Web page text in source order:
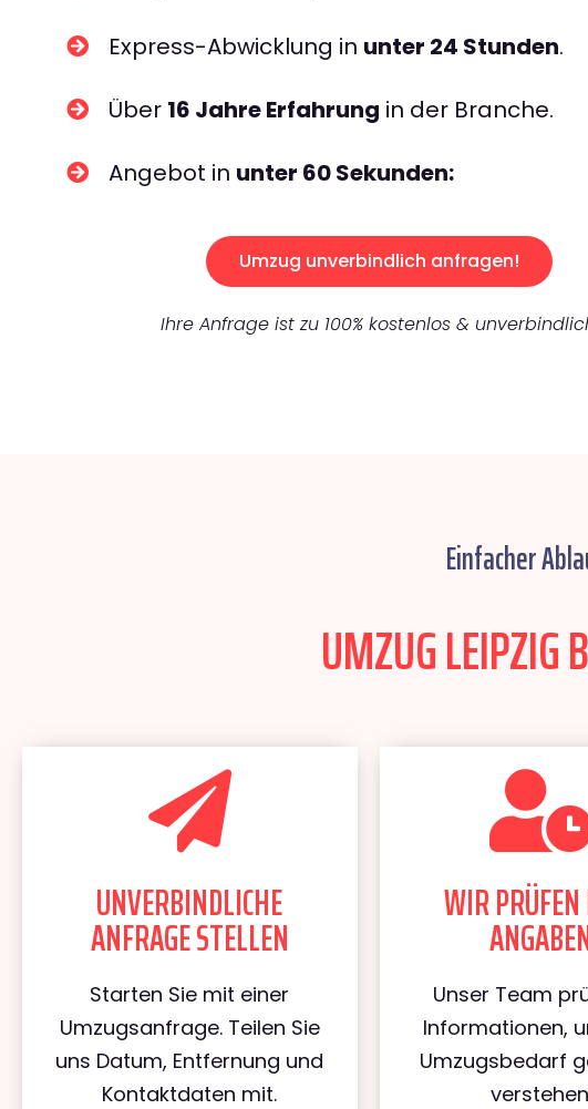
Express-Abwicklung in unter 24 Stunden.
Über 16 Jahre Erfahrung in der Branche.
Angebot in unter 60 Sekunden:
Umzug unverbindlich anfragen!
Ihre Anfrage ist zu 100% kostenlos &
Einfacher
UMZUG LEIPZIG
UNVERBINDLICHE
ANFRAGE STELLEN
Starten Sie mit einer
Umzugsanfrage. Teilen Sie
uns Datum, Entfernung und
Kontaktdaten mit.
WIR
Unser Team
Informationen,
Umzugsbedarf